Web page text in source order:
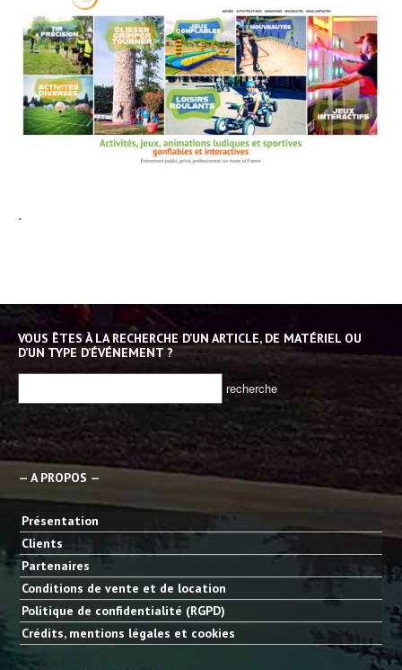
-
VOUS ÊTES À LA RECHERCHE D’UN ARTICLE, DE MATÉRIEL OU
D’UN TYPE D’ÉVÉNEMENT ?
— A PROPOS —
Présentation
Clients
Partenaires
Conditions de vente et de location
Politique de confidentialité (RGPD)
Crédits, mentions légales et cookies